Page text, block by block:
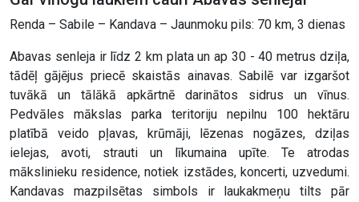
Renda – Sabile – Kandava – Jaunmoku pils: 70 km, 3 dienas
Abavas senleja ir līdz 2 km plata un ap 30 - 40 metrus dziļa,
tādēļ gājējus priecē skaistās ainavas. Sabilē var izgaršot
tuvākā un tālākā apkārtnē darinātos sidrus un vīnus.
Pedvāles mākslas parka teritoriju nepilnu 100 hektāru
platībā veido pļavas, krūmāji, lēzenas nogāzes, dziļas
ielejas, avoti, strauti un līkumaina upīte. Te atrodas
mākslinieku residence, notiek izstādes, koncerti, uzvedumi.
Kandavas mazpilsētas simbols ir laukakmeņu tilts pār